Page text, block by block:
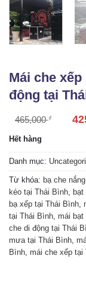
Mái che
động tại
465,000₫
Hết hàng
Danh mục:
Từ khóa: bạ che
kéo tại Thái Bình,
bạ xếp tại Thái Bình,
tại Thái Bình, mái bạt
che di động tại Thái
mưa tại Thái Bình,
Bình, mái che xếp tại